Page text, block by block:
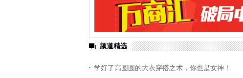
频道精选
学好了高圆圆的大衣穿搭之术，你也是女神！